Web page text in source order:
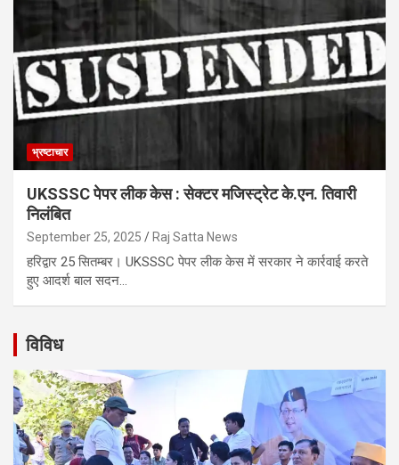
भ्रष्टाचार
UKSSSC पेपर लीक केस : सेक्टर मजिस्ट्रेट के.एन. तिवारी
निलंबित
September 25, 2025 Raj Satta News
हरिद्वार 25 सितम्बर। UKSSSC पेपर लीक केस में सरकार ने कार्रवाई करते
हुए आदर्श बाल सदन…
विविध